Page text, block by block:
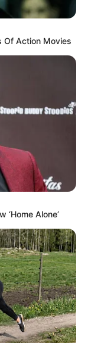
la
EN
Bogotá:
del Sol por
de la DIAN
PEDAGÓGICA
desmiente
de Seguridad
que la marcha
Of Action Movies
‘Home Alone’